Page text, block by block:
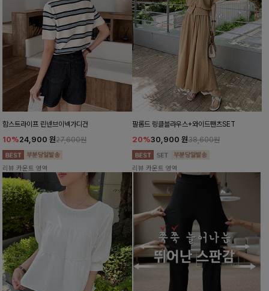
함스트라이프 린넨브이넥가디건
10%24,900 원27,600원
리뷰 카운트 영역
팔롬드 링클블라우스+와이드팬츠SET
20%30,900 원38,600원
리뷰 카운트 영역